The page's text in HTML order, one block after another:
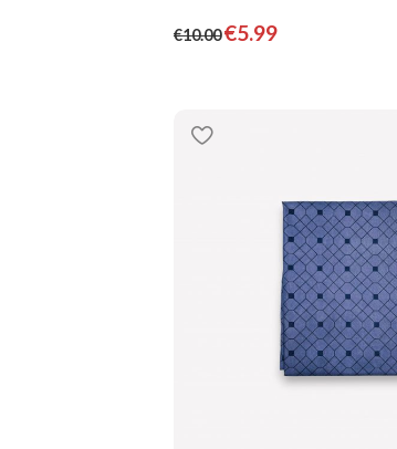
€10.00€5.99